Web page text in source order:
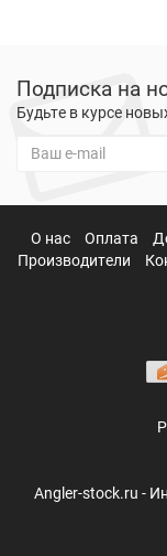
Подписка на
Будьте в курсе
О нас Оплата
Производители
Angler-stock.ru -